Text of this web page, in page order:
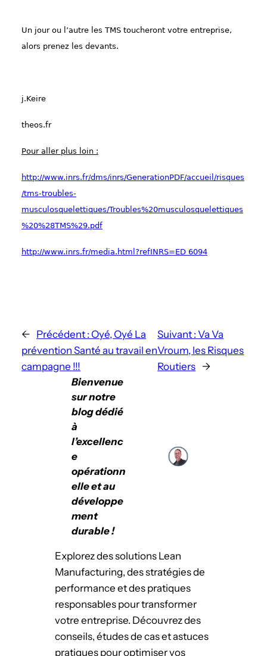
Un jour ou l’autre les TMS toucheront votre entreprise,
alors prenez les devants.
j.Keire
theos.fr
Pour aller plus loin :
http://www.inrs.fr/dms/inrs/GenerationPDF/accueil/risques
/tms-troubles-
musculosquelettiques/Troubles%20musculosquelettiques
%20%28TMS%29.pdf
http://www.inrs.fr/media.html?refINRS=ED 6094
← Précédent : Oyé, Oyé La
prévention Santé au travail en
campagne !!!
Suivant : Va Va
Vroum, les Risques
Routiers →
Bienvenue
sur notre
blog dédié
à
l’excellenc
e
opérationn
elle et au
développe
ment
durable !
Explorez des solutions Lean
Manufacturing, des stratégies de
performance et des pratiques
responsables pour transformer
votre entreprise. Découvrez des
conseils, études de cas et astuces
pratiques pour optimiser vos